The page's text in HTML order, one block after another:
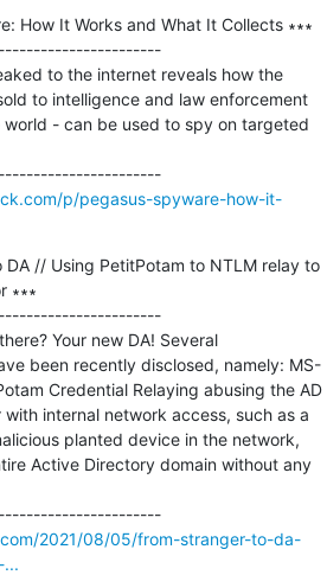
How It Works and What It Collects ∗∗∗
to the internet reveals how the
to intelligence and law enforcement
- can be used to spy on targeted
---------------------------------------------
p/pegasus-spyware-how-it-
DA // Using PetitPotam to NTLM relay to
∗∗∗
Your new DA! Several
been recently disclosed, namely: MS-
Credential Relaying abusing the AD
internal network access, such as a
planted device in the network,
Active Directory domain without any
---------------------------------------------
2021/08/05/from-stranger-to-da-